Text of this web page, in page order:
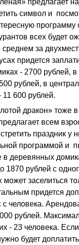
предлагает
символ и
всех будет
среднем за
придется
- 2700 рублей,
рублей, в
11 600 рублей.
дракон» тоже
всем
праздник у
программой и
в деревянных
1870 рублей с
может заселиться
придется
с человека.
рублей.
- 23 человека.
будет